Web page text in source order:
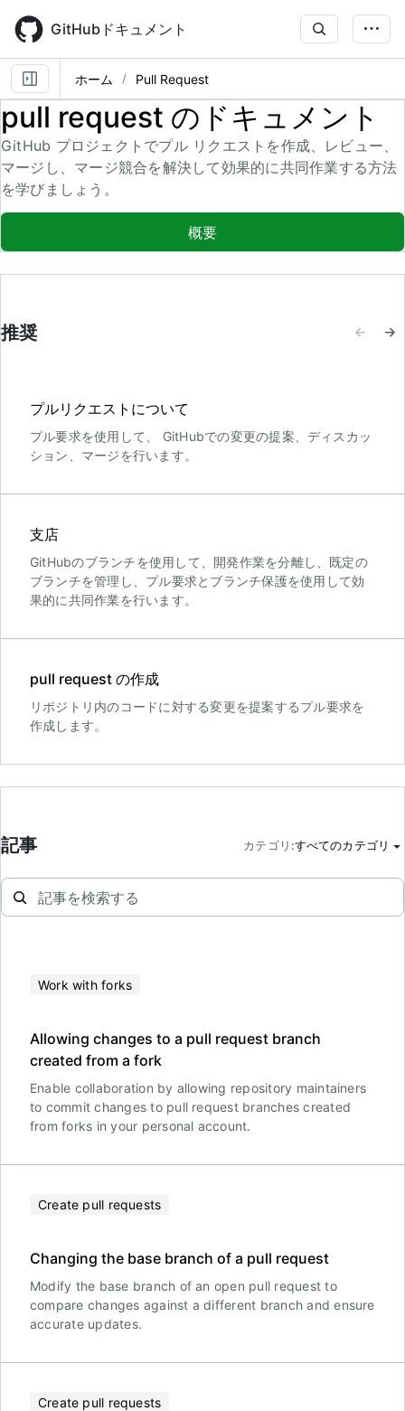
main
content
GitHubドキュメント
ホーム Pull Request
pull request のドキュメント
GitHub プロジェクトでプル リクエストを作成、レビュー、
マージし、マージ競合を解決して効果的に共同作業する方法
を学びましょう。
概要
推奨
プルリクエストについて
プル要求を使用して、 GitHubでの変更の提案、ディスカッ
ション、マージを行います。
支店
GitHubのブランチを使用して、開発作業を分離し、既定の
ブランチを管理し、プル要求とブランチ保護を使用して効
果的に共同作業を行います。
pull request の作成
リポジトリ内のコードに対する変更を提案するプル要求を
作成します。
記事 カテゴリ :すべてのカテゴリ
Work with forks
Allowing changes to a pull request branch
created from a fork
Enable collaboration by allowing repository maintainers
to commit changes to pull request branches created
from forks in your personal account.
Create pull requests
Changing the base branch of a pull request
Modify the base branch of an open pull request to
compare changes against a different branch and ensure
accurate updates.
Create pull requests